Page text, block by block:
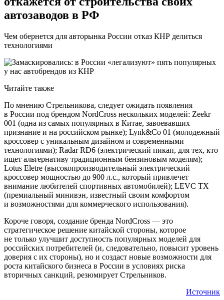
автозаводов в РФ
Чем обернется для авторынка России отказ КНР делиться
технологиями
Читайте также
По мнению Стрельникова, следует ожидать появления
в России под брендом NordCross нескольких моделей: Zeekr
001 (одна из самых популярных в Китае, завоевавших
признание и на российском рынке); Lynk&Co 01 (молодежный
кроссовер с уникальным дизайном и современными
технологиями); Radar RD6 (электрический пикап, для тех, кто
ищет альтернативу традиционным бензиновым моделям);
Lotus Eletre (высокопроизводительный электрический
кроссовер мощностью до 900 л.с., который привлечет
внимание любителей спортивных автомобилей); LEVC TX
(премиальный минивэн, известный своим комфортом
и возможностями для коммерческого использования).
Короче говоря, создание бренда NordCross — это
стратегическое решение китайской стороны, которое
не только улучшит доступность популярных моделей для
российских потребителей (и, следовательно, повысит уровень
доверия с их стороны), но и создаст новые возможности для
роста китайского бизнеса в России в условиях риска
вторичных санкций, резюмирует Стрельников.
Источник